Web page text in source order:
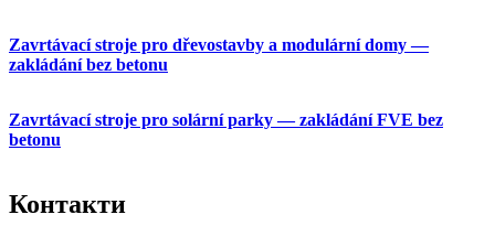
Zavrtávací stroje pro dřevostavby a modulární domy —
zakládání bez betonu
Zavrtávací stroje pro solární parky — zakládání FVE bez
betonu
Контакти